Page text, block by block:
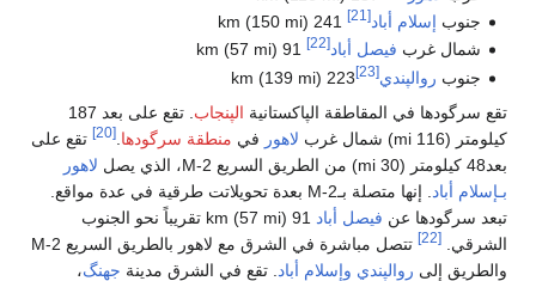
الپنجاب
. تقع على بعد 187
لاهورفي منطقة سرگودها .
[20]
تقع على
لاهور
. إنها متصلة بـM-2 بعدة تحويلاتت طرقية في عدة مواقع.
91 km (57 mi) تقريباً نحو الجنوب
تتصل مباشرة في الشرق مع لاهور بالطريق السريع M-2
أباد. تقع في الشرق مدينةجهنگ ،